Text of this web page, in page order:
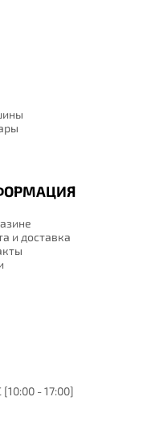
и доставка
- 17:00]